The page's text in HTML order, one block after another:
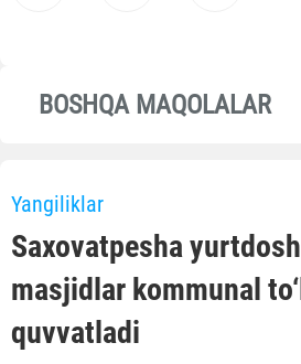
BOSHQA MAQOLALAR
Yangiliklar
Saxovatpesha
masjidlar kommunal
quvvatladi